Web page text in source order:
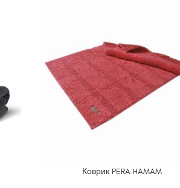
ВЫБЕРИТЕ ПАРАМЕТРЫ
Коврик PERA HAMAM